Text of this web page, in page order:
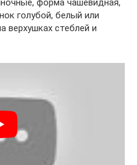
голубой, белый или
верхушках стеблей и